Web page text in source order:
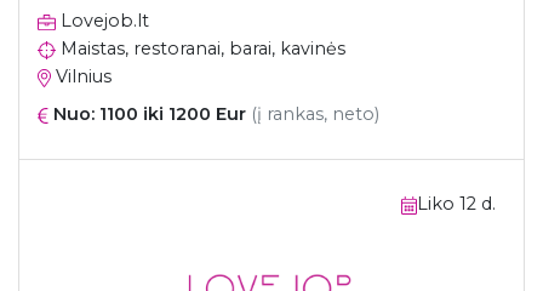
Lovejob.lt
Maistas, restoranai, barai, kavinės
Vilnius
Nuo: 1100 iki 1200 Eur (į rankas, neto)
Liko 12 d.